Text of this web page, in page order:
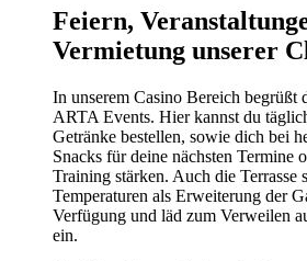
Feiern,
Vermietung unserer
In unserem Casino Bereich begrüßt
ARTA Events. Hier kannst du
Getränke bestellen, sowie dich bei
Snacks für deine nächsten Termine
Training stärken. Auch die Terrasse
Temperaturen als Erweiterung der
Verfügung und läd zum Verweilen
ein.